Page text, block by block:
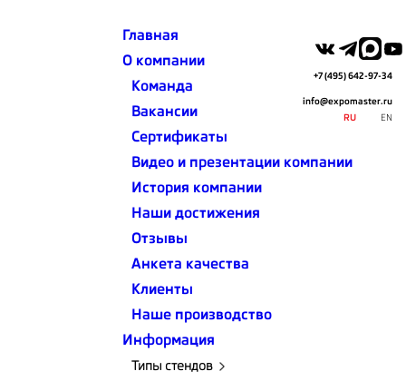
Главная
О компании
Команда
Вакансии
Сертификаты
Видео и презентации компании
История компании
Наши достижения
Отзывы
Анкета качества
Клиенты
Наше производство
Информация
Типы стендов
RU EN
+7 (495) 642-97-34
info@expomaster.ru
Портфолио выставочных стендов
Expomaster Group
ПОРТФОЛИО
ТЕМАТИКА ВЫСТАВКИ